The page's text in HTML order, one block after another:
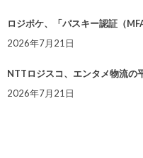
ロジポケ、「パスキー認証（
2026年7月21日
NTTロジスコ、エンタメ物流
2026年7月21日